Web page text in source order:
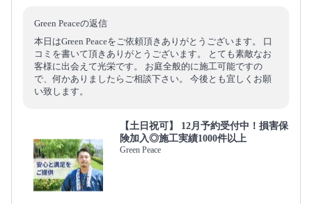
Green Peaceの返信
本日はGreen Peaceをご依頼頂きありがとうございます。 口
コミを書いて頂きありがとうございます。 とても素敵なお
客様に出会えて光栄です。 お庭全般的に施工可能ですの
で、何かありましたらご相談下さい。 今後とも宜しくお願
い致します。
【土日祝可】 12月予約受付中！損害保
険加入◎施工実績1000件以上
Green Peace